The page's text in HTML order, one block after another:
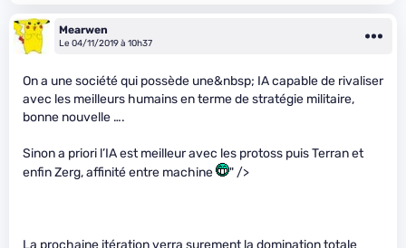
Mearwen
Le 04/11/2019 à 10h37
On a une société qui possède une&nbsp; IA capable de rivaliser
avec les meilleurs humains en terme de stratégie militaire,
bonne nouvelle ….
Sinon a priori l’IA est meilleur avec les protoss puis Terran et
enfin Zerg, affinité entre machine
" />
La prochaine itération verra surement la domination totale